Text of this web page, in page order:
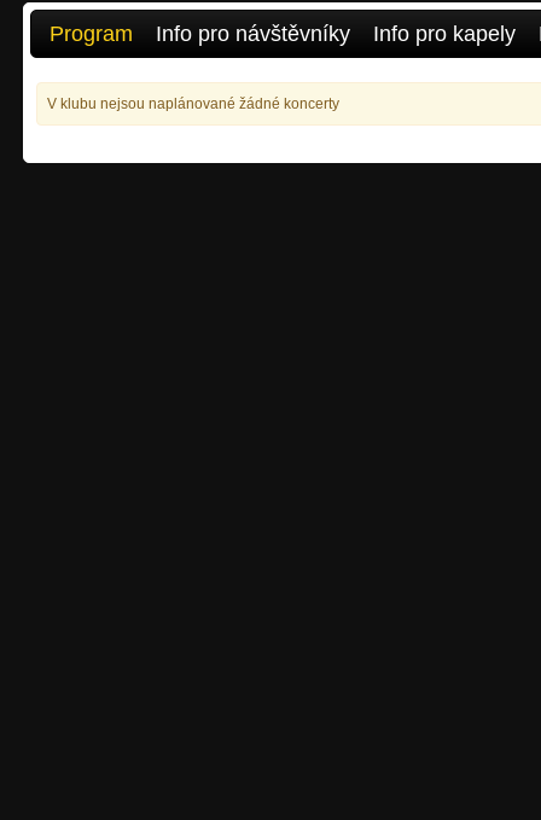
Program Info pro návštěvníky Info pro kapely
V klubu nejsou naplánované žádné koncerty